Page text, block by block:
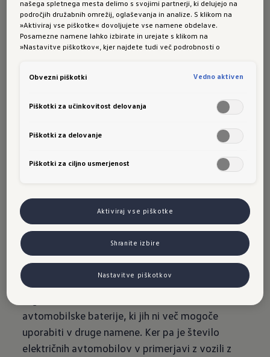
desetimi leti začel razvijati trajnostni sistem
recikliranja baterij. Tako v prihodnosti želimo
potrebe po hranilnikih energije v vse večji meri
pokrivati z nadaljnjo uporabo starejših, a še
"drugem življenju" – na primer v prilagodljivih
stebričkih za hitro polnjenje – ali z neposrednim
recikliranjem surovin, ki jih vsebujejo baterije.
Recikliranje surovin
pri
V začetku leta 2021 je Volkswagen v Salzgittru
odprl prvi obrat za nadaljnji razvoj lastnega
inovativnega postopka recikliranja, s katerim bi
bilo mogoče predelati in reciklirati več kot 90
odstotkov dragocenih surovin. Še ena posebnost
avtomobilske baterije, ki jih ni več mogoče
uporabiti v druge namene. Ker pa je število
električnih avtomobilov v primerjavi z vozili z
našega spletnega mesta delimo s svojimi partnerji, ki delujejo na
področjih družabnih omrežij, oglaševanja in analize. S klikom na
»Aktiviraj vse piškotke« dovoljujete vse namene obdelave.
Posamezne namene lahko izbirate in urejate s klikom na
»Nastavitve piškotkov«, kjer najdete tudi več podrobnosti o
Obvezni piškotki
Vedno aktiven
Piškotki za učinkovitost delovanja
Piškotki za delovanje
Piškotki za ciljno usmerjenost
Aktiviraj vse piškotke
Shranite izbire
Nastavitve piškotkov